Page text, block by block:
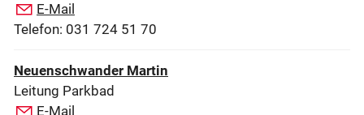
E-Mail
Telefon: 031 724 51 70
Neuenschwander Martin
Leitung Parkbad
E-Mail